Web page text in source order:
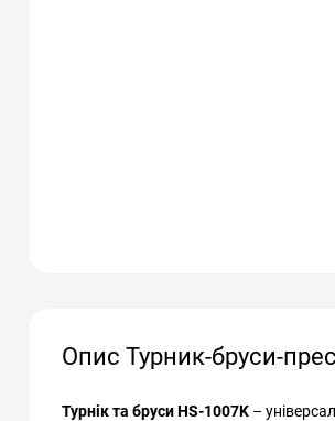
Опис Турник-бруси-
Турнік та бруси HS-1007K –